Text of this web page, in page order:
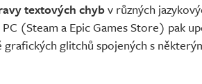
textových chybv různých
(Steam a Epic Games Store) pak
glitchů spojených s